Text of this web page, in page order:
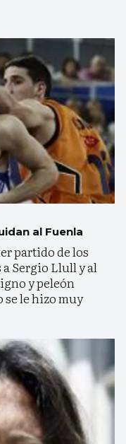
al Fuenla
partido de los
Sergio Llull y al
y peleón
se le hizo muy